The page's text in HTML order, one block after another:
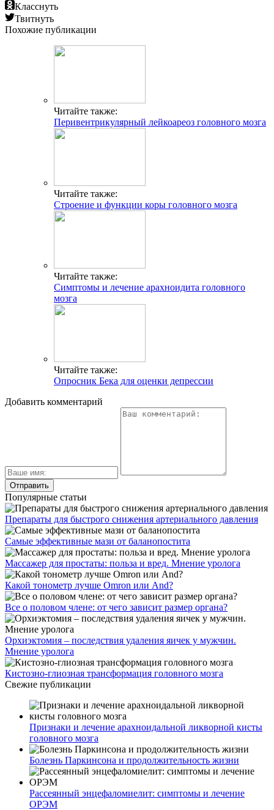
Класснуть
Твитнуть
Похожие публикации
Читайте также:
Перивентрикулярный лейкоареоз головного мозга
Читайте также:
Строение и функции коры головного мозга
Читайте также:
Симптомы и лечение арахноидита головного
мозга
Читайте также:
Опросник Бека для оценки депрессии
Добавить комментарий
Популярные статьи
Препараты для быстрого снижения артериального давления
Самые эффективные мази от баланопостита
Массажер для простаты: польза и вред. Мнение уролога
Какой тонометр лучше Omron или And?
Все о половом члене: от чего зависит размер органа?
Орхиэктомия – последствия удаления яичек у мужчин.
Мнение уролога
Кистозно-глиозная трансформация головного мозга
Свежие публикации
Признаки и лечение арахноидальной ликворной кисты
головного мозга
Болезнь Паркинсона и продолжительность жизни
Рассеянный энцефаломиелит: симптомы и лечение
ОРЭМ